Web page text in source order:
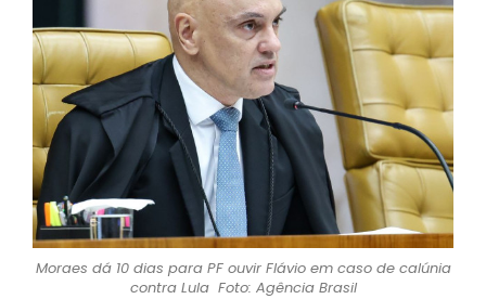
Moraes dá 10 dias para PF ouvir Flávio em caso de calúnia
contra Lula Foto: Agência Brasil